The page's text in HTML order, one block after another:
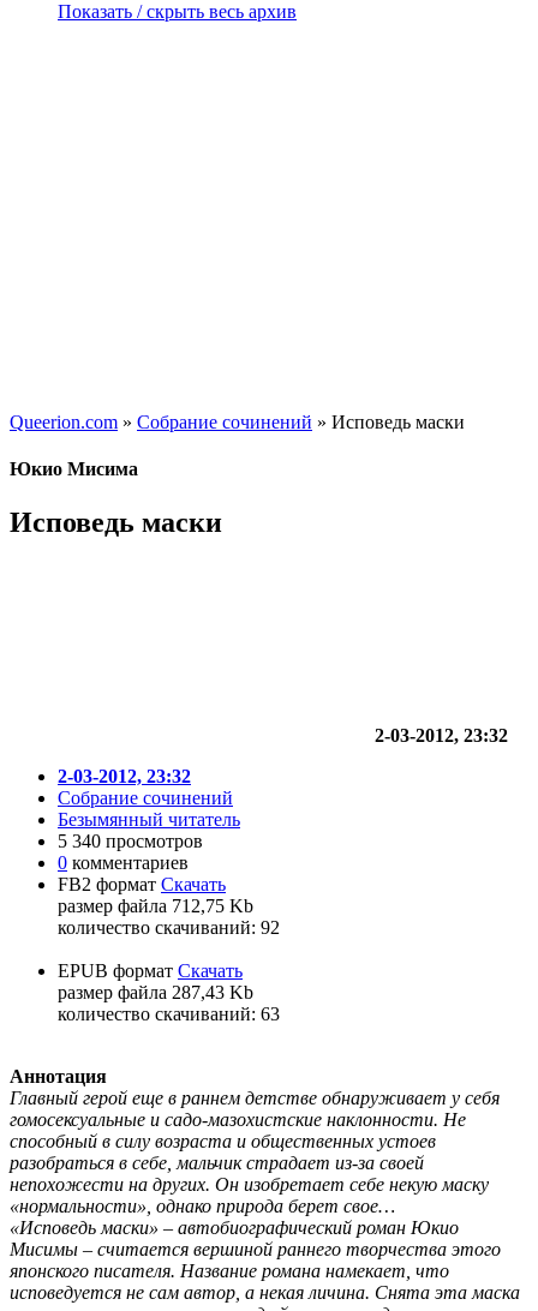
Показать / скрыть весь архив
Queerion.com » Собрание сочинений » Исповедь маски
Юкио Мисима
Исповедь маски
2-03-2012, 23:32
2-03-2012, 23:32
Собрание сочинений
Безымянный читатель
5 340 просмотров
0 комментариев
FB2 формат Скачать
размер файла 712,75 Kb
количество cкачиваний: 92
EPUB формат Скачать
размер файла 287,43 Kb
количество cкачиваний: 63
Аннотация
Главный герой еще в раннем детстве обнаруживает у себя
гомосексуальные и садо-мазохистские наклонности. Не
способный в силу возраста и общественных устоев
разобраться в себе, мальчик страдает из-за своей
непохожести на других. Он изобретает себе некую маску
«нормальности», однако природа берет свое…
«Исповедь маски» – автобиографический роман Юкио
Мисимы – считается вершиной раннего творчества этого
японского писателя. Название романа намекает, что
исповедуется не сам автор, а некая личина. Снята эта маска